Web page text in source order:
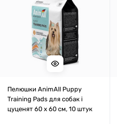
Пелюшки AnimAll Puppy
Training Pads для собак і
цуценят 60 х 60 см, 10 штук